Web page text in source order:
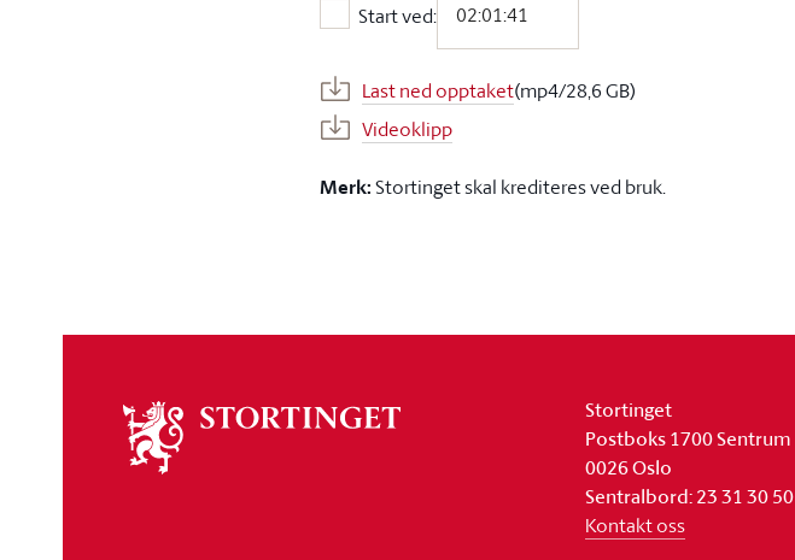
Start ved:
Start ved:
Last ned opptaket(mp4/28,6 GB)
Videoklipp
Merk:Stortinget skal krediteres ved bruk.
stortinget
Stortinget
Postboks 1700 Sentrum
0026 Oslo
Sentralbord: 23 31 30 50
Kontakt oss